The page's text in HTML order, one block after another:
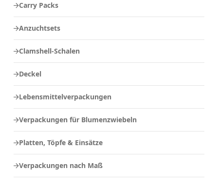
Carry Packs
Anzuchtsets
Clamshell-Schalen
Deckel
Lebensmittelverpackungen
Verpackungen für Blumenzwiebeln
Platten, Töpfe & Einsätze
Verpackungen nach Maß